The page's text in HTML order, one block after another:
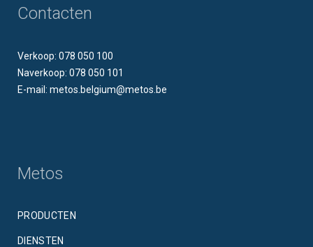
Contacten
Verkoop: 078 050 100
Naverkoop: 078 050 101
E-mail: metos.belgium@metos.be
Metos
PRODUCTEN
DIENSTEN